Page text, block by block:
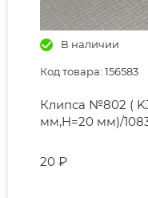
В наличии
Код товара: 156583
Клипса №802 (
мм,H=20 мм)/
20 ₽